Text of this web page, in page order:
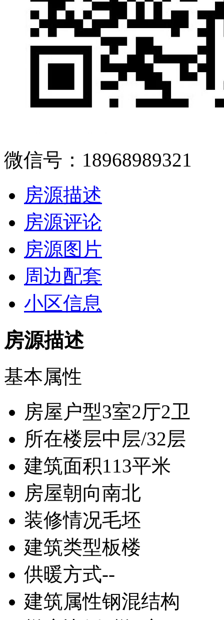
微信号：18968989321
房源描述
房源评论
房源图片
周边配套
小区信息
房源描述
基本属性
房屋户型3室2厅2卫
所在楼层中层/32层
建筑面积113平米
房屋朝向南北
装修情况毛坯
建筑类型板楼
供暖方式--
建筑属性钢混结构